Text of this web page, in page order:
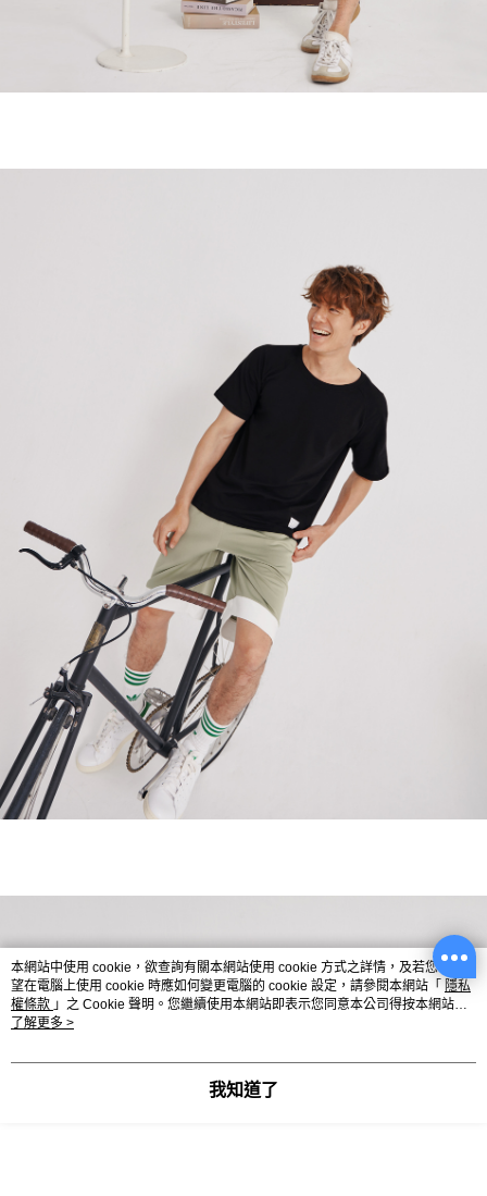
本網站中使用 cookie，欲查詢有關本網站使用 cookie 方式之詳情，及若您不希
望在電腦上使用 cookie 時應如何變更電腦的 cookie 設定，請參閱本網站「 隱私
權條款 」之 Cookie 聲明。您繼續使用本網站即表示您同意本公司得按本網站使
用條款之 Cookie 聲明使用 cookie。
了解更多 >
我知道了